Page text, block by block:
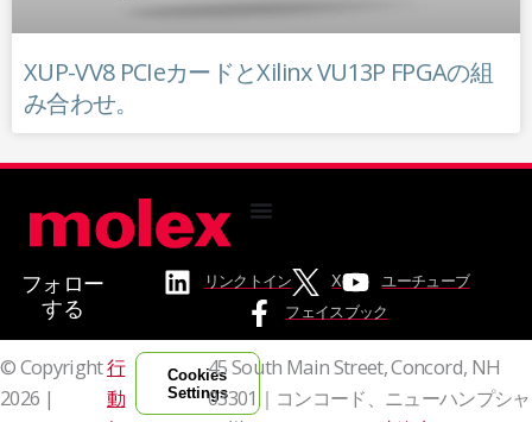
XUP-VV8 PCIeカードとXilinx VU13P FPGAの組
み合わせ。
リンクトイン X
ユーチューブ
フェイスブック
フォロー
する
© Copyright
2026 |
行
動
Cookies
Settings
45 South Main Street, Concord, NH
03301｜コンコード、ニューハンプシャ